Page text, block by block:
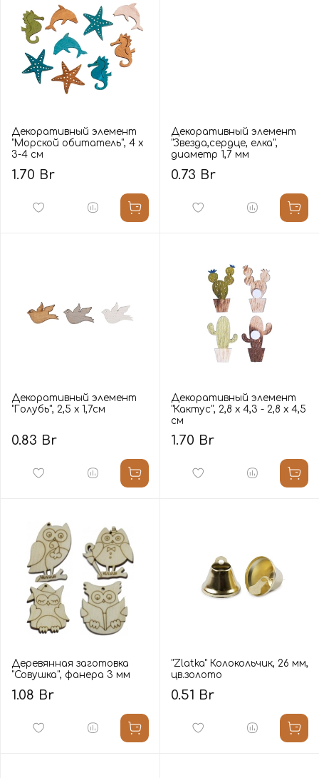
Декоративный элемент
"Морской обитатель", 4 х
3-4 см
1.70 Br
Декоративный элемент
"Звезда,сердце, елка",
диаметр 1,7 мм
0.73 Br
Декоративный элемент
"Голубь", 2,5 x 1,7cм
0.83 Br
Декоративный элемент
"Кактус", 2,8 x 4,3 - 2,8 х 4,5
cм
1.70 Br
Деревянная заготовка
"Совушка", фанера 3 мм
1.08 Br
"Zlatka" Колокольчик, 26 мм,
цв.золото
0.51 Br